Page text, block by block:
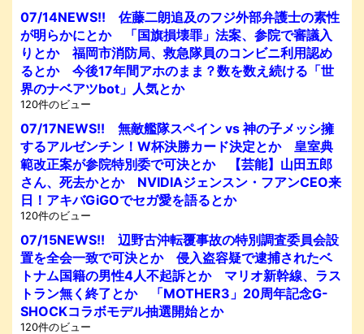
07/14NEWS!! 佐藤二朗追及のフジ外部弁護士の素性
が明らかにとか 「国旗損壊罪」法案、参院で審議入
りとか 福岡市消防局、救急隊員のコンビニ利用認め
るとか 今後17年間アホのまま？数を数え続ける「世
界のナベアツbot」人気とか
120件のビュー
07/17NEWS!! 無敵艦隊スペイン vs 神の子メッシ擁
するアルゼンチン！W杯決勝カード決定とか 皇室典
範改正案が参院特別委で可決とか 【芸能】山田五郎
さん、死去かとか NVIDIAジェンスン・フアンCEO来
日！アキバGiGOでセガ愛を語るとか
120件のビュー
07/15NEWS!! 辺野古沖転覆事故の特別調査委員会設
置を全会一致で可決とか 侵入盗容疑で逮捕されたベ
トナム国籍の男性4人不起訴とか マリオ新幹線、ラス
トラン無く終了とか 「MOTHER3」20周年記念G-
SHOCKコラボモデル抽選開始とか
120件のビュー